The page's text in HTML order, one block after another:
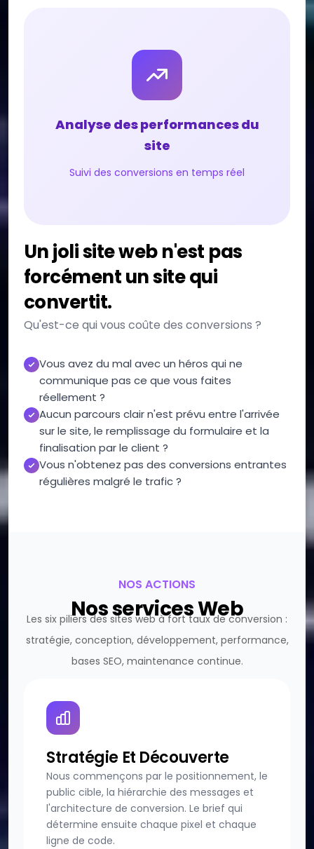
Analyse des performances du
site
Suivi des conversions en temps réel
Un joli site web n'est pas
forcément un site qui
convertit.
Qu'est-ce qui vous coûte des conversions ?
Vous avez du mal avec un héros qui ne
communique pas ce que vous faites
réellement ?
Aucun parcours clair n'est prévu entre l'arrivée
sur le site, le remplissage du formulaire et la
finalisation par le client ?
Vous n'obtenez pas des conversions entrantes
régulières malgré le trafic ?
NOS ACTIONS
Nos services Web
Les six piliers des sites web à fort taux de conversion :
stratégie, conception, développement, performance,
bases SEO, maintenance continue.
Stratégie Et Découverte
Nous commençons par le positionnement, le
public cible, la hiérarchie des messages et
l'architecture de conversion. Le brief qui
détermine ensuite chaque pixel et chaque
ligne de code.